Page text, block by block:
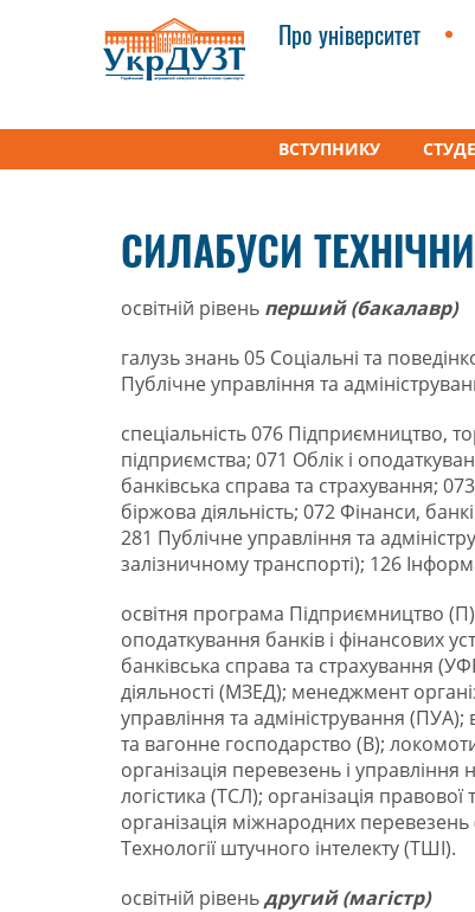
Про університет
ВСТУПНИКУ
Факультети Освітні
СИЛАБУСИ
освітній рівень перший (бакалавр)
галузь знань 05 Соціальні та
Публічне управління та
спеціальність 076 Підприємництво,
підприємства; 071 Облік і
банківська справа та страхування;
біржова діяльність; 072 Фінанси,
281 Публічне управління та
залізничному транспорті); 126
освітня програма Підприємництво
оподаткування банків і фінансових
банківська справа та страхування
діяльності (МЗЕД); менеджмент
управління та адміністрування
та вагонне господарство (В);
організація перевезень і
логістика (ТСЛ); організація
організація міжнародних
Технології штучного інтелекту (ТШІ).
освітній рівеньдругий (магістр)